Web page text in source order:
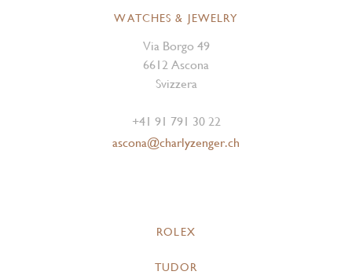
WATCHES & JEWELRY
Via Borgo 49
6612 Ascona
Svizzera
+41 91 791 30 22
ascona@charlyzenger.ch
ROLEX
TUDOR